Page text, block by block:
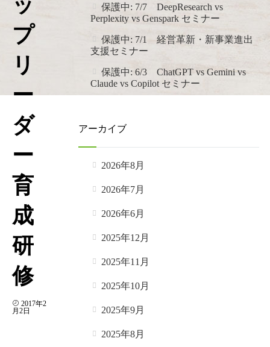
ッ
プ
リ
ー
ダ
ー
育
成
研
修
2017年2
月2日
保護中: 7/7 DeepResearch vs
Perplexity vs Genspark セミナー
保護中: 7/1 経営革新・新事業進出
支援セミナー
保護中: 6/3 ChatGPT vs Gemini vs
Claude vs Copilot セミナー
アーカイブ
2026年8月
2026年7月
2026年6月
2025年12月
2025年11月
2025年10月
2025年9月
2025年8月